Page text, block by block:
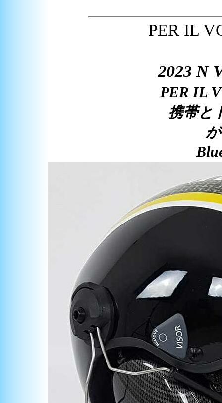
PER IL
2023 N
PER IL
携帯と